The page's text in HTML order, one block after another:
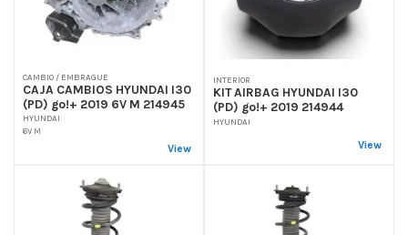
CAMBIO / EMBRAGUE
CAJA CAMBIOS HYUNDAI I30
(PD) go!+ 2019 6V M 214945
HYUNDAI
6V M
View
INTERIOR
KIT AIRBAG HYUNDAI I30
(PD) go!+ 2019 214944
HYUNDAI
View